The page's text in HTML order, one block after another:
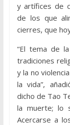
y artífices de
de los que
cierres, que
“El tema de
tradiciones
y la no
la vida”,
dicho de Tao
la muerte; lo
Acercarse a